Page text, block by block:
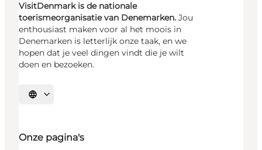
VisitDenmark is de nationale
toerismeorganisatie van Denemarken. Jou
enthousiast maken voor al het moois in
Denemarken is letterlijk onze taak, en we
hopen dat je veel dingen vindt die je wilt
doen en bezoeken.
Selecteer taal
Onze pagina's